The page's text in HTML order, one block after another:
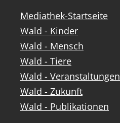
Mediathek-Startseite
Wald - Kinder
Wald - Mensch
Wald - Tiere
Wald - Veranstaltungen
Wald - Zukunft
Wald - Publikationen